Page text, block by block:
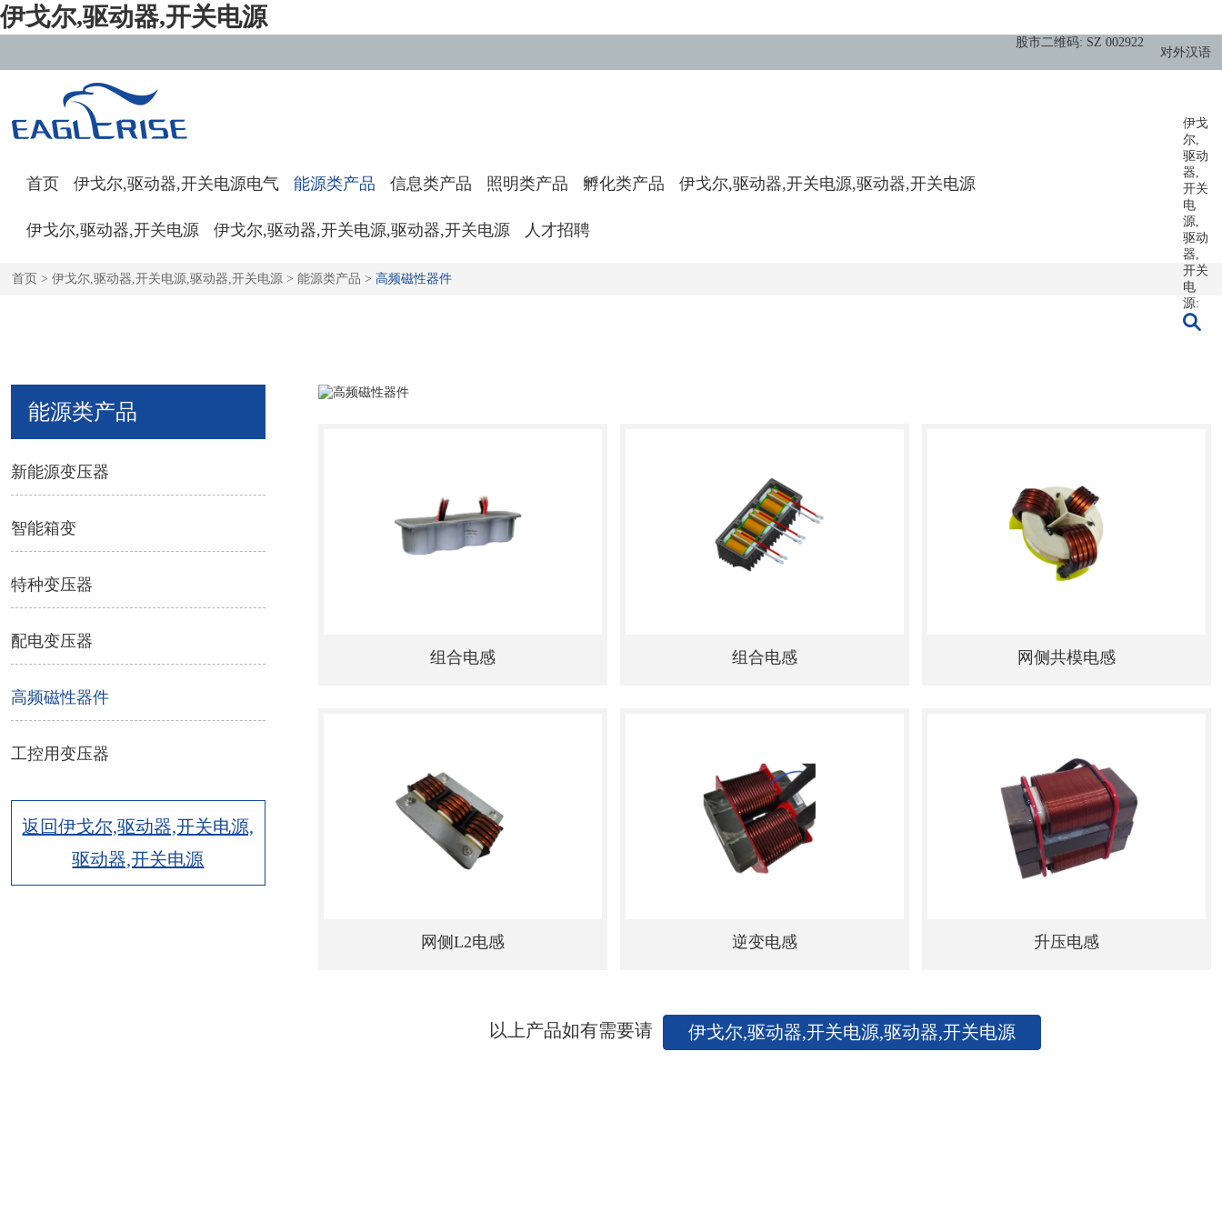
伊戈尔,驱动器,开关电源
股市二维码: SZ 002922
对外汉语
首页 伊戈尔,驱动器,开关电源电气 能源类产品 信息类产品 照明类产品 孵化类产品 伊戈尔,驱动器,开关电源,驱动器,开关电源
伊戈尔,驱动器,开关电源 伊戈尔,驱动器,开关电源,驱动器,开关电源 人才招聘
伊戈
尔,
驱动
器,
开关
电
源,
驱动
器,
开关
电
源:
首页 > 伊戈尔,驱动器,开关电源,驱动器,开关电源> 能源类产品 > 高频磁性器件
组合电感 组合电感 网侧共模电感
网侧L2电感 逆变电感 升压电感
以上产品如有需要请 伊戈尔,驱动器,开关电源,驱动器,开关电源
能源类产品
新能源变压器
智能箱变
特种变压器
配电变压器
高频磁性器件
工控用变压器
返回伊戈尔,驱动器,开关电源,
驱动器,开关电源